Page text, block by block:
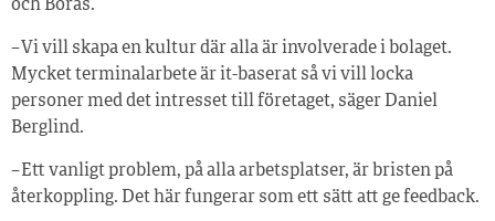
och Borås.
– Vi vill skapa en kultur där alla är involverade i bolaget.
Mycket terminalarbete är it-baserat så vi vill locka
personer med det intresset till företaget, säger Daniel
Berglind.
– Ett vanligt problem, på alla arbetsplatser, är bristen på
återkoppling. Det här fungerar som ett sätt att ge feedback.